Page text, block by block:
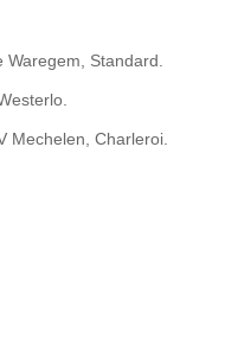
Standard.
Mechelen, Charleroi.